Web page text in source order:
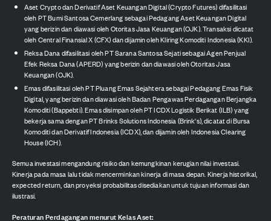
Aset Crypto dan Derivatif Aset Keuangan Digital (Crypto Futures) difasilitasi
oleh PT Bumi Santosa Cemerlang sebagai Pedagang Aset Keuangan Digital
yang berizin dan diawasi oleh Otoritas Jasa Keuangan (OJK). Transaksi dicatat
oleh Central Finansial X (CFX) dan dijamin oleh Kliring Komoditi Indonesia (KKI).
Reksa Dana difasilitasi oleh PT Sarana Santosa Sejati sebagai Agen Penjual
Efek Reksa Dana (APERD) yang berizin dan diawasi oleh Otoritas Jasa
Keuangan (OJK).
Emas difasilitasi oleh PT Pluang Emas Sejahtera sebagai Pedagang Emas Fisik
Digital, yang berizin dan diawasi oleh Badan Pengawas Perdagangan Berjangka
Komoditi (Bappebti). Emas disimpan oleh PT ICDX Logistik Berikat (ILB) yang
bekerja sama dengan PT Brinks Solutions Indonesia (Brink's), dicatat di Bursa
Komoditi dan Derivatif Indonesia (ICDX), dan dijamin oleh Indonesia Clearing
House (ICH).
Semua investasi mengandung risiko dan kemungkinan kerugian nilai investasi.
Kinerja pada masa lalu tidak mencerminkan kinerja di masa depan. Kinerja historikal,
expected return, dan proyeksi probabilitas disediakan untuk tujuan informasi dan
ilustrasi.
Peraturan Perdagangan menurut Kelas Aset: